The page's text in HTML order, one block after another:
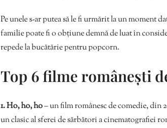
Pe unele s-ar putea să le fi urmărit la un moment
familie poate fi o obțiune demnă de luat în
repede la bucătărie pentru popcorn.
Top 6 filme românești
1. Ho, ho, ho– un film românesc de comedie, din
un clasic al sferei de sărbători a cinematografiei